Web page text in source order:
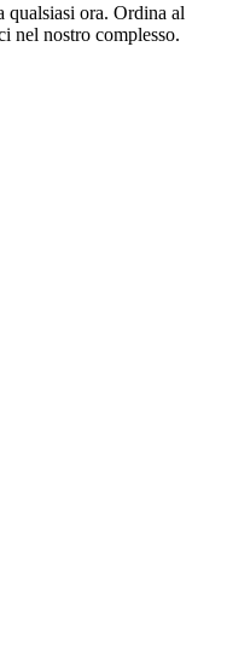
qualsiasi ora. Ordina al
nel nostro complesso.